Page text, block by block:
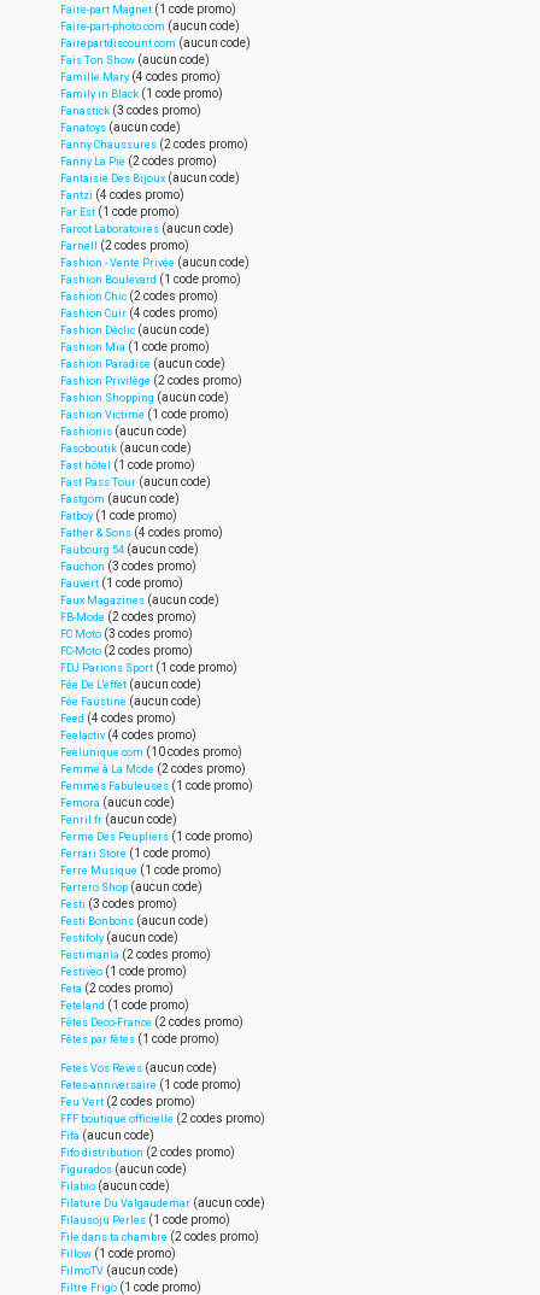
Faire-part Magnet (1 code promo)
Faire-part-photo.com (aucun code)
Fairepartdiscount.com (aucun code)
Fais Ton Show (aucun code)
Famille Mary (4 codes promo)
Family in Black (1 code promo)
Fanastick (3 codes promo)
Fanatoys (aucun code)
Fanny Chaussures (2 codes promo)
Fanny La Pie (2 codes promo)
Fantaisie Des Bijoux (aucun code)
Fantzi (4 codes promo)
Far Est (1 code promo)
Farcot Laboratoires (aucun code)
Farnell (2 codes promo)
Fashion - Vente Privée (aucun code)
Fashion Boulevard (1 code promo)
Fashion Chic (2 codes promo)
Fashion Cuir (4 codes promo)
Fashion Déclic (aucun code)
Fashion Mia (1 code promo)
Fashion Paradise (aucun code)
Fashion Privilège (2 codes promo)
Fashion Shopping (aucun code)
Fashion Victime (1 code promo)
Fashionis (aucun code)
Fasoboutik (aucun code)
Fast hôtel (1 code promo)
Fast Pass Tour (aucun code)
Fastgom (aucun code)
Fatboy (1 code promo)
Father & Sons (4 codes promo)
Faubourg 54 (aucun code)
Fauchon (3 codes promo)
Fauvert (1 code promo)
Faux Magazines (aucun code)
FB-Mode (2 codes promo)
FC Moto (3 codes promo)
FC-Moto (2 codes promo)
FDJ Parions Sport (1 code promo)
Fée De L'effet (aucun code)
Fée Faustine (aucun code)
Feed (4 codes promo)
Feelactiv (4 codes promo)
Feelunique.com (10 codes promo)
Femme à La Mode (2 codes promo)
Femmes Fabuleuses (1 code promo)
Femora (aucun code)
Fenril.fr (aucun code)
Ferme Des Peupliers (1 code promo)
Ferrari Store (1 code promo)
Ferre Musique (1 code promo)
Ferrero Shop (aucun code)
Festi (3 codes promo)
Festi Bonbons (aucun code)
Festifoly (aucun code)
Festimania (2 codes promo)
Festiveo (1 code promo)
Feta (2 codes promo)
Feteland (1 code promo)
Fêtes Deco-France (2 codes promo)
Fêtes par fêtes (1 code promo)
Fetes Vos Reves (aucun code)
Fetes-anniversaire (1 code promo)
Feu Vert (2 codes promo)
FFF boutique officielle (2 codes promo)
Fifa (aucun code)
Fifo distribution (2 codes promo)
Figurados (aucun code)
Filabio (aucun code)
Filature Du Valgaudemar (aucun code)
Filausoju Perles (1 code promo)
File dans ta chambre (2 codes promo)
Fillow (1 code promo)
FilmoTV (aucun code)
Filtre Frigo (1 code promo)